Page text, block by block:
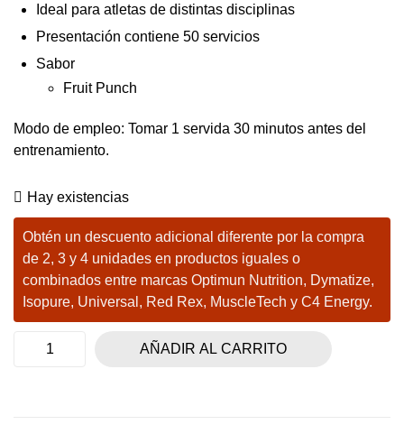
Ideal para atletas de distintas disciplinas
Presentación contiene 50 servicios
Sabor
Fruit Punch
Modo de empleo: Tomar 1 servida 30 minutos antes del
entrenamiento.
Hay existencias
Obtén un descuento adicional diferente por la compra
de 2, 3 y 4 unidades en productos iguales o
combinados entre marcas Optimun Nutrition, Dymatize,
Isopure, Universal, Red Rex, MuscleTech y C4 Energy.
AÑADIR AL CARRITO